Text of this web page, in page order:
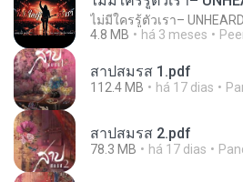
4.8 MB
há 3 meses
สาปสมรส 1.pdf
112.4 MB há 17 dias
สาปสมรส 2.pdf
78.3 MB há 17 dias